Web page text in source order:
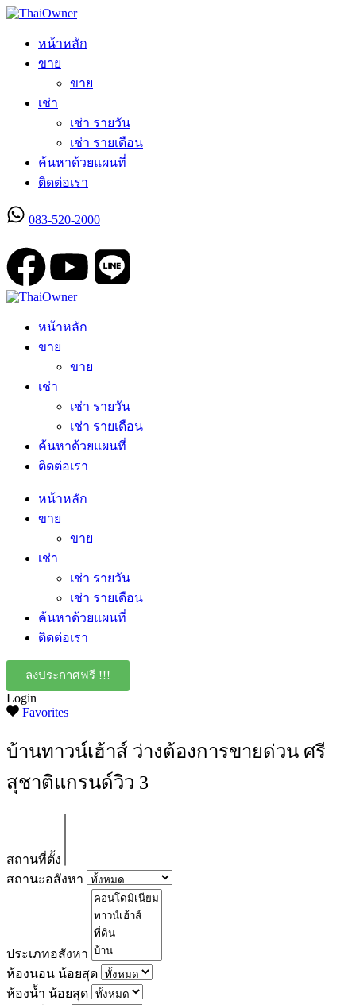
หน้าหลัก
ขาย
ขาย
เช่า
เช่า รายวัน
เช่า รายเดือน
ค้นหาด้วยแผนที่
ติดต่อเรา
083-520-2000
หน้าหลัก
ขาย
ขาย
เช่า
เช่า รายวัน
เช่า รายเดือน
ค้นหาด้วยแผนที่
ติดต่อเรา
หน้าหลัก
ขาย
ขาย
เช่า
เช่า รายวัน
เช่า รายเดือน
ค้นหาด้วยแผนที่
ติดต่อเรา
ลงประกาศฟรี !!!
Login
Favorites
บ้านทาวน์เฮ้าส์ ว่างต้องการขายด่วน ศรี
สุชาติแกรนด์วิว 3
สถานที่ตั้ง
สถานะอสังหา
ประเภทอสังหา
ห้องนอน น้อยสุด
ห้องน้ำ น้อยสุด